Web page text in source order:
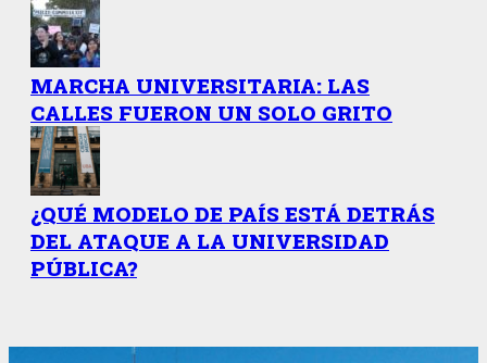
MARCHA UNIVERSITARIA: LAS
CALLES FUERON UN SOLO GRITO
¿QUÉ MODELO DE PAÍS ESTÁ DETRÁS
DEL ATAQUE A LA UNIVERSIDAD
PÚBLICA?